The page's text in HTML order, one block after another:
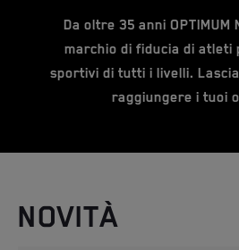
Da oltre 35 anni OPTIMUM
marchio di fiducia di atleti
sportivi di tutti i livelli.
raggiungere i tuoi
NOVITÀ